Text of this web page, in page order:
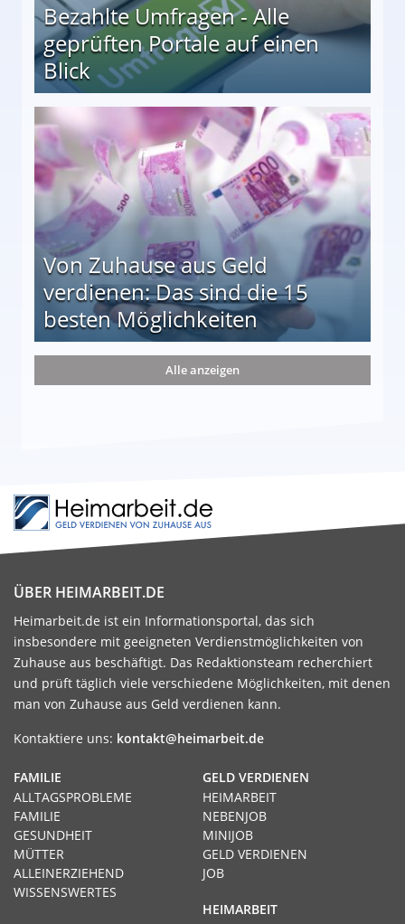
Bezahlte Umfragen - Alle
geprüften Portale auf einen
Blick
auf einen Blick
Von Zuhause aus Geld
verdienen: Das sind die 15
besten Möglichkeiten
die 15 besten Möglichkeiten
Alle anzeigen
ÜBER HEIMARBEIT.DE
Heimarbeit.de ist ein Informationsportal, das sich
insbesondere mit geeigneten Verdienstmöglichkeiten von
Zuhause aus beschäftigt. Das Redaktionsteam recherchiert
und prüft täglich viele verschiedene Möglichkeiten, mit denen
man von Zuhause aus Geld verdienen kann.
Kontaktiere uns: kontakt@heimarbeit.de
GELD VERDIENEN
HEIMARBEIT
NEBENJOB
MINIJOB
GELD VERDIENEN
JOB
HEIMARBEIT
FAMILIE
ALLTAGSPROBLEME
FAMILIE
GESUNDHEIT
MÜTTER
ALLEINERZIEHEND
WISSENSWERTES